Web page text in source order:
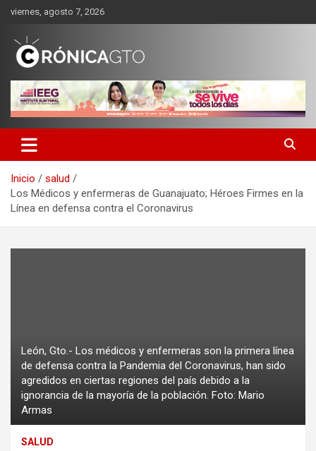
Saltar
contenido
viernes, agosto 7, 2026
CRONICA GUANAJUATO
Inicio
salud
Los Médicos y enfermeras de Guanajuato; Héroes Firmes en la
Línea en defensa contra el Coronavirus
León, Gto.- Los médicos y enfermeras son la primera línea
de defensa contra la Pandemia del Coronavirus, han sido
agredidos en ciertas regiones del país debido a la
ignorancia de la mayoría de la población. Foto: Mario
Armas
SALUD